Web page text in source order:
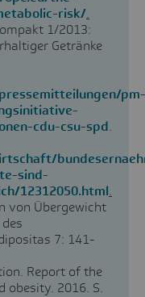
risk/.
1/2013:
Getränke
pm-
cdu-csu-spd.
sind-
12312050.html.
von Übergewicht
7: 141-
Report of the
obesity. 2016. S.